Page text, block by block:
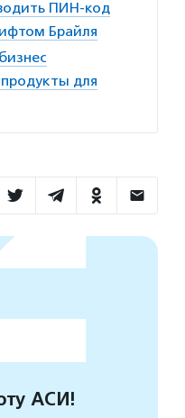
ПИН-код
Брайля
для
АСИ!